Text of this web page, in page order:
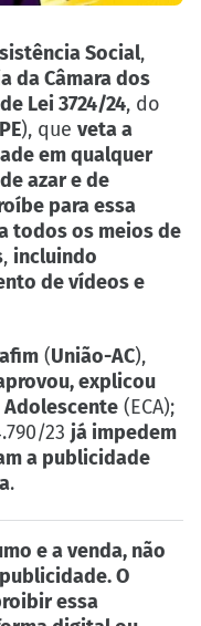
Social,
da Câmara dos
Lei 3724/24, do
), que veta a
em qualquer
azar e de
para essa
todos os meios de
, incluindo
de vídeos e
(União-AC),
explicou
Adolescente (ECA);
23 já impedem
a publicidade
.
e a venda, não
O
essa